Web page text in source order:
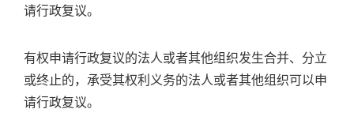
请行政复议。
有权申请行政复议的法人或者其他组织发生合并、分立
或终止的，承受其权利义务的法人或者其他组织可以申
请行政复议。